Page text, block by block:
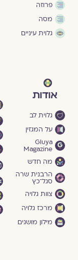
פרוזה
מסה
גלוית עיניים
אודות
גלוית לב
על המגזין
Gluya
Magazine
מה חדש
הרבנית שרה
סגל־כץ
צוות גלויה
מרכז גלויה
מילון מושגים